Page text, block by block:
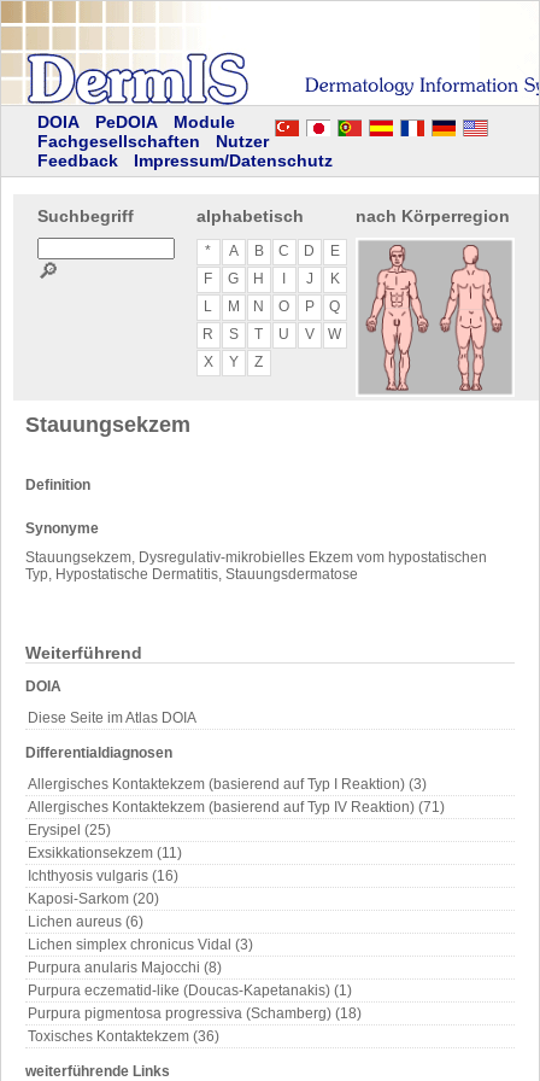
DOIA PeDOIA
Module
Fachgesellschaften
Nutzer
Feedback
Impressum/Datenschutz
Suchbegriff
🔎
alphabetisch
* A B C D
E
F
G H J
K
L
M N O P
Q
R
S T U V
W
X
Y Z
nach Körperregion
Weiterführend
DOIA
Diese Seite im Atlas DOIA
Differentialdiagnosen
Allergisches Kontaktekzem (basierend auf Typ I Reaktion) (3)
Allergisches Kontaktekzem (basierend auf Typ IV Reaktion) (71)
Erysipel (25)
Exsikkationsekzem (11)
Ichthyosis vulgaris (16)
Kaposi-Sarkom (20)
Lichen aureus (6)
Lichen simplex chronicus Vidal (3)
Purpura anularis Majocchi (8)
Purpura eczematid-like (Doucas-Kapetanakis) (1)
Purpura pigmentosa progressiva (Schamberg) (18)
Toxisches Kontaktekzem (36)
weiterführende Links
Stauungsekzem
Definition
Synonyme
Stauungsekzem, Dysregulativ-mikrobielles Ekzem vom hypostatischen
Typ, Hypostatische Dermatitis, Stauungsdermatose